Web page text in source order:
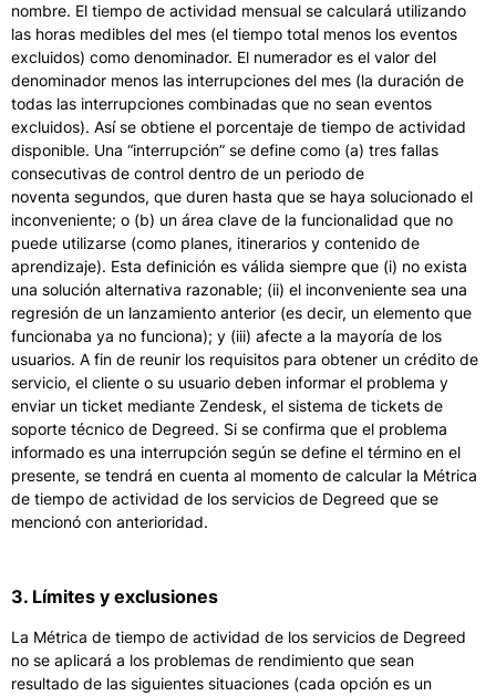
nombre. El tiempo de actividad mensual se calculará utilizando
las horas medibles del mes (el tiempo total menos los eventos
excluidos) como denominador. El numerador es el valor del
denominador menos las interrupciones del mes (la duración de
todas las interrupciones combinadas que no sean eventos
excluidos). Así se obtiene el porcentaje de tiempo de actividad
disponible. Una “interrupción” se define como (a) tres fallas
consecutivas de control dentro de un periodo de
noventa segundos, que duren hasta que se haya solucionado el
inconveniente; o (b) un área clave de la funcionalidad que no
puede utilizarse (como planes, itinerarios y contenido de
aprendizaje). Esta definición es válida siempre que (i) no exista
una solución alternativa razonable; (ii) el inconveniente sea una
regresión de un lanzamiento anterior (es decir, un elemento que
funcionaba ya no funciona); y (iii) afecte a la mayoría de los
usuarios. A fin de reunir los requisitos para obtener un crédito de
servicio, el cliente o su usuario deben informar el problema y
enviar un ticket mediante Zendesk, el sistema de tickets de
soporte técnico de Degreed. Si se confirma que el problema
informado es una interrupción según se define el término en el
presente, se tendrá en cuenta al momento de calcular la Métrica
de tiempo de actividad de los servicios de Degreed que se
mencionó con anterioridad.
3. Límites y exclusiones
La Métrica de tiempo de actividad de los servicios de Degreed
no se aplicará a los problemas de rendimiento que sean
resultado de las siguientes situaciones (cada opción es un